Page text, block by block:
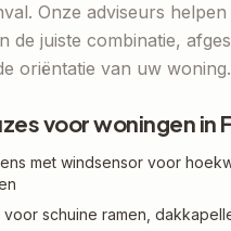
Onze adviseurs helpen
de juiste combinatie,
oriëntatie van uw woning.
voor woningen in
met windsensor voor
schuine ramen,